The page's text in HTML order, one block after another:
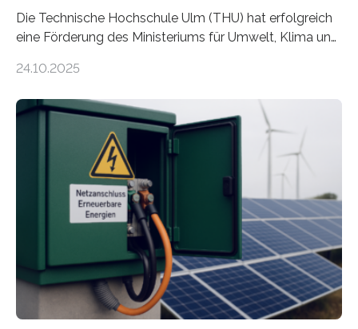
Die Technische Hochschule Ulm (THU) hat erfolgreich
eine Förderung des Ministeriums für Umwelt, Klima und
Forschungsprojekt „LAGER – Langzeitspeicherung in
Quartieren“ eingeworben. Ziel des Projekts ist die
Entwicklung, Erprobung und Demonstration von
Konzepten zur langfristigen Energiespeicherung in
sektorübergreifend vernetzten Energiesystemen. Das
Projekt startete am 15. Oktober 2025, hat eine Laufzeit
von drei Jahren und ein Gesamtvolumen von rund 2,9
Millionen Euro, wovon 2,6 Millionen Euro durch das
Ministerium für Umwelt, Klima und…
24.10.2025